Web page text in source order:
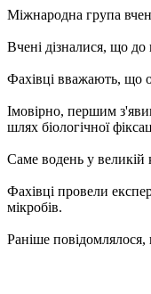
Міжнародна група
Вчені дізналися, що до
Фахівці вважають, що
Імовірно, першим
шлях біологічної
Саме водень у великій
Фахівці провели
мікробів.
Раніше